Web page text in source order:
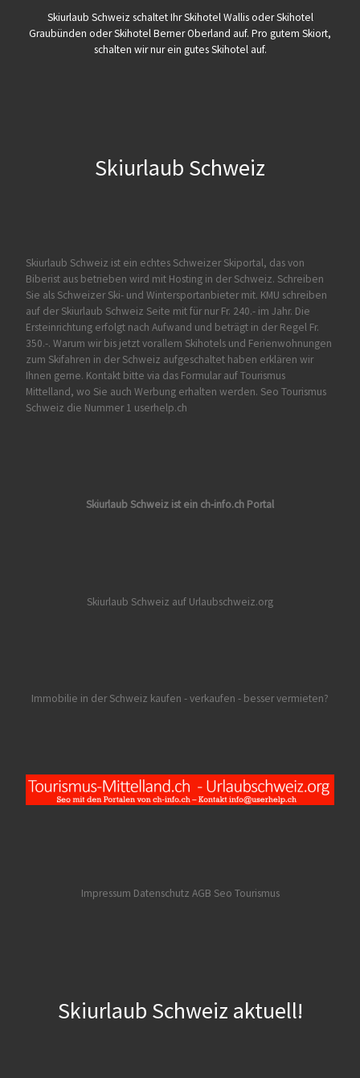
Skiurlaub Schweiz schaltet Ihr Skihotel Wallis oder Skihotel
Graubünden oder Skihotel Berner Oberland auf. Pro gutem Skiort,
schalten wir nur ein gutes Skihotel auf.
Skiurlaub Schweiz
Skiurlaub Schweiz ist ein echtes Schweizer Skiportal, das von
Biberist aus betrieben wird mit Hosting in der Schweiz. Schreiben
Sie als Schweizer Ski- und Wintersportanbieter mit. KMU schreiben
auf der Skiurlaub Schweiz Seite mit für nur Fr. 240.- im Jahr. Die
Ersteinrichtung erfolgt nach Aufwand und beträgt in der Regel Fr.
350.-. Warum wir bis jetzt vorallem Skihotels und Ferienwohnungen
zum Skifahren in der Schweiz aufgeschaltet haben erklären wir
Ihnen gerne. Kontakt bitte via das Formular aufTourismus
Mittelland, wo Sie auch Werbung erhalten werden. Seo Tourismus
Schweiz die Nummer 1 userhelp.ch
Skiurlaub Schweiz ist ein ch-info.ch Portal
Skiurlaub Schweiz auf Urlaubschweiz.org
Immobilie in der Schweiz kaufen - verkaufen - besser vermieten?
Impressum Datenschutz AGB Seo Tourismus
Skiurlaub Schweiz aktuell!